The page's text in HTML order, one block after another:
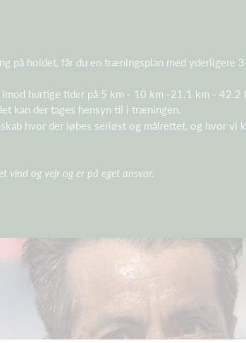
på holdet, får du en træningsplan med yderligere
imod hurtige tider på 5 km - 10 km -21.1 km - 42.2
kan der tages hensyn til i træningen.
hvor der løbes seriøst og målrettet, og hvor vi
vind og vejr og er på eget ansvar.